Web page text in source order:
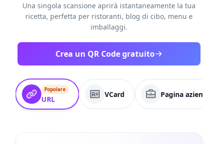
Una singola scansione aprirà istantaneamente la tua
ricetta, perfetta per ristoranti, blog di cibo, menu e
imballaggi.
Crea un QR Code gratuito
Popolare
URL
VCard Pagina aziendale